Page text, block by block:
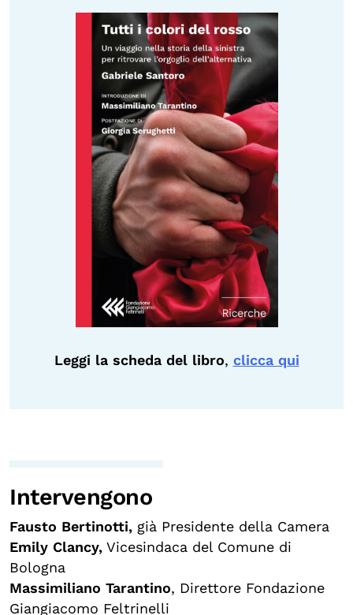
Leggi la scheda del libro, clicca qui
Intervengono
Fausto Bertinotti, già Presidente della Camera
Emily Clancy, Vicesindaca del Comune di
Bologna
Massimiliano Tarantino, Direttore Fondazione
Giangiacomo Feltrinelli